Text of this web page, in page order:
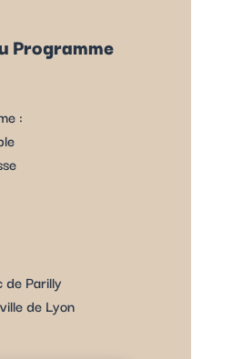
Programme
:
de Parilly
de Lyon